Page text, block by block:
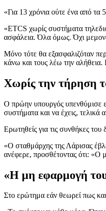
«Για 13 χρόνια ούτε ένα από
«ETCS χωρίς συστήματα
ασφάλεια. Όλα όμως. Όχι
Μόνο τότε θα εξασφαλιζόταν
κάνω και τους λέω την αλήθεια.
Χωρίς την τήρηση
Ο πρώην υπουργός υπενθύμισε
συστήματα και να έχεις, τελικά
Ερωτηθείς για τις συνθήκες
«Ο σταθμάρχης της Λάρισας
ανέφερε, προσθέτοντας ότι: «Ο
«Η μη εφαρμογή
Στο ερώτημα εάν θεωρεί πως